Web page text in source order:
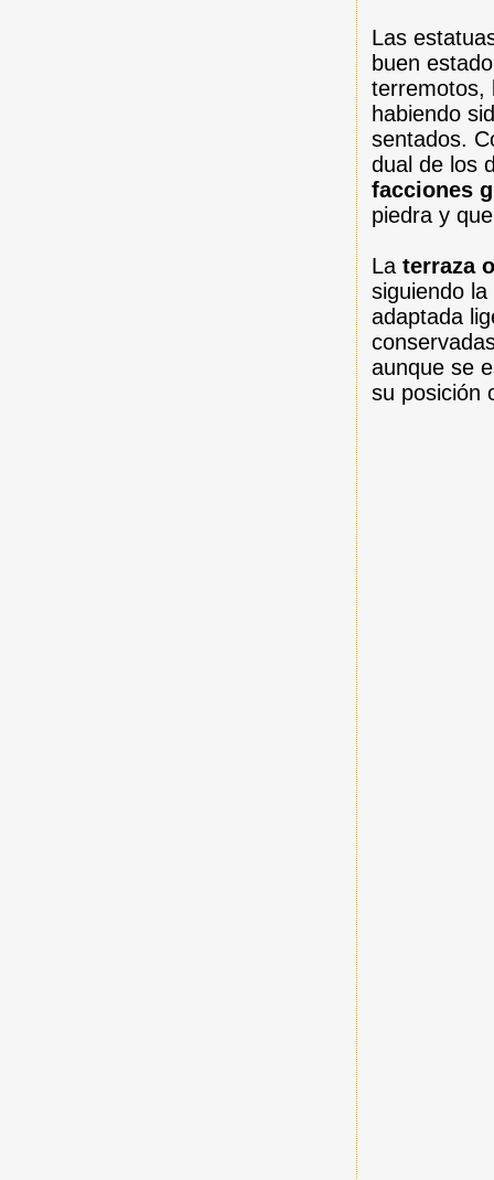
Las
buen
terremotos,
habiendo
sentados.
dual de los
facciones
piedra y
Laterraza
siguiendo
adaptada
aunque se
su posición